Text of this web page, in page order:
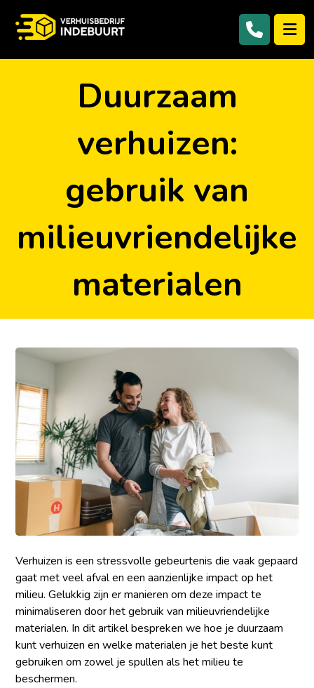
Duurzaam
verhuizen:
gebruik van
milieuvriendelijke
materialen
Verhuizen is een stressvolle gebeurtenis die vaak gepaard
gaat met veel afval en een aanzienlijke impact op het
milieu. Gelukkig zijn er manieren om deze impact te
minimaliseren door het gebruik van milieuvriendelijke
materialen. In dit artikel bespreken we hoe je duurzaam
kunt verhuizen en welke materialen je het beste kunt
gebruiken om zowel je spullen als het milieu te
beschermen.